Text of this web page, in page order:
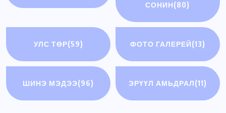
СОНИН(80)
УЛС ТӨР(59) ФОТО ГАЛЕРЕЙ(13)
ШИНЭ МЭДЭЭ(96) ЭРҮҮЛ АМЬДРАЛ(11)